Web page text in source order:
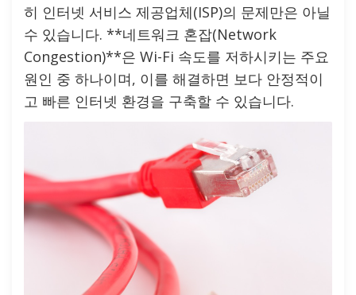
히 인터넷 서비스 제공업체(ISP)의 문제만은 아닐
수 있습니다. **네트워크 혼잡(Network
Congestion)**은 Wi-Fi 속도를 저하시키는 주요
원인 중 하나이며, 이를 해결하면 보다 안정적이
고 빠른 인터넷 환경을 구축할 수 있습니다.